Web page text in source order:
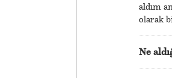
aldım
olarak
Ne